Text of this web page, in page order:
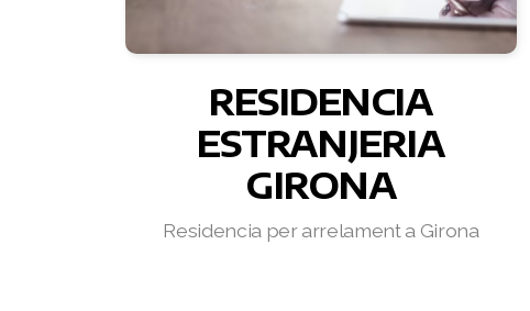
RESIDENCIA
ESTRANJERIA
GIRONA
Residencia per arrelament a Girona